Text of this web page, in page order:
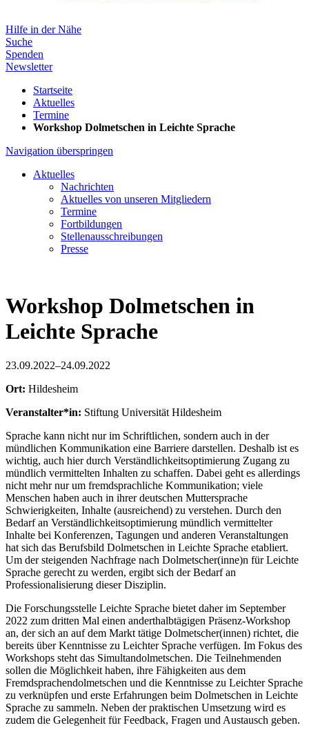
Hilfe in der Nähe
Suche
Spenden
Newsletter
Startseite
Aktuelles
Termine
Workshop Dolmetschen in Leichte Sprache
Navigation überspringen
Aktuelles
Nachrichten
Aktuelles von unseren Mitgliedern
Termine
Fortbildungen
Stellenausschreibungen
Presse
Workshop Dolmetschen in
Leichte Sprache
23.09.2022–24.09.2022
Ort: Hildesheim
Veranstalter*in: Stiftung Universität Hildesheim
Sprache kann nicht nur im Schriftlichen, sondern auch in der
mündlichen Kommunikation eine Barriere darstellen. Deshalb ist es
wichtig, auch hier durch Verständlichkeitsoptimierung Zugang zu
mündlich vermittelten Inhalten zu schaffen. Dabei geht es allerdings
nicht mehr nur um fremdsprachliche Kommunikation; viele
Menschen haben auch in ihrer deutschen Muttersprache
Schwierigkeiten, Inhalte (ausreichend) zu verstehen. Durch den
Bedarf an Verständlichkeitsoptimierung mündlich vermittelter
Inhalte bei Konferenzen, Tagungen und anderen Veranstaltungen
hat sich das Berufsbild Dolmetschen in Leichte Sprache etabliert.
Um der steigenden Nachfrage nach Dolmetscher(inne)n für Leichte
Sprache gerecht zu werden, ergibt sich der Bedarf an
Professionalisierung dieser Disziplin.
Die Forschungsstelle Leichte Sprache bietet daher im September
2022 zum dritten Mal einen anderthalbtägigen Präsenz-Workshop
an, der sich an auf dem Markt tätige Dolmetscher(innen) richtet, die
bereits über Kenntnisse zu Leichter Sprache verfügen. Im Fokus des
Workshops steht das Simultandolmetschen. Die Teilnehmenden
sollen die Möglichkeit haben, ihre Fähigkeiten aus dem
Fremdsprachendolmetschen und die Kenntnisse zu Leichter Sprache
zu verknüpfen und erste Erfahrungen beim Dolmetschen in Leichte
Sprache zu sammeln. Neben der praktischen Umsetzung wird es
zudem die Gelegenheit für Feedback, Fragen und Austausch geben.